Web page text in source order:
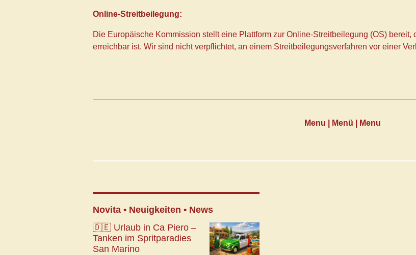
Online-Streitbeilegung:
Die Europäische Kommission stellt eine Plattform zur Online-Streitbeilegung (OS) bereit,
erreichbar ist. Wir sind nicht verpflichtet, an einem Streitbeilegungsverfahren vor einer
Menu | Menü | Menu
Novita • Neuigkeiten • News
🇩🇪 Urlaub in Ca Piero –
Tanken im Spritparadies
San Marino